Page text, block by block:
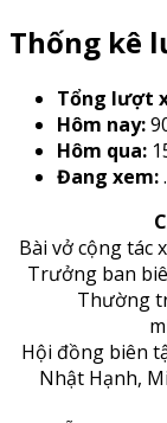
Thống kê
Tổng lượt
Hôm nay:
Hôm qua:
Đang xem:
Bài vở cộng tác
Trưởng ban
Thường
Hội đồng biên
Nhật Hạnh,